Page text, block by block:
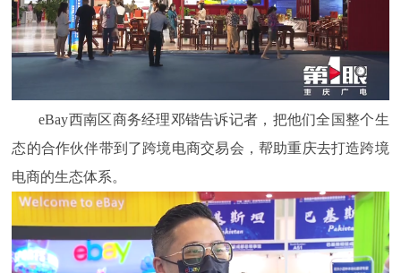
eBay西南区商务经理邓锴告诉记者，把他们全国整个生
态的合作伙伴带到了跨境电商交易会，帮助重庆去打造跨境
电商的生态体系。